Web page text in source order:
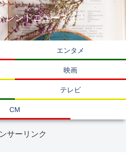
レンドニュースを！
エンタメ
映画
テレビ
CM
サーリンク